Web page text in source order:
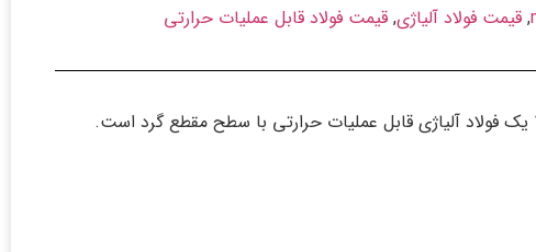
,قیمت فولاد آلیاژی,قیمت فولاد قابل عملیات حرارتی